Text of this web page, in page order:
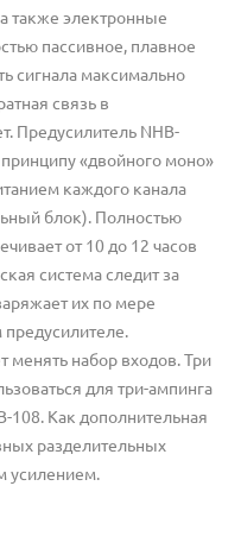
также электронные
пассивное, плавное
сигнала максимально
связь в
Предусилитель NHB-
«двойного моно»
каждого канала
блок). Полностью
от 10 до 12 часов
система следит за
их по мере
менять набор входов. Три
для три-ампинга
108. Как дополнительная
разделительных
усилением.